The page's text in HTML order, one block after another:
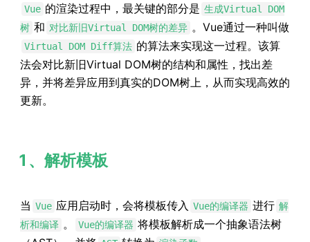
Vue 的渲染过程中，最关键的部分是 生成Virtual DOM
树 和 对比新旧Virtual DOM树的差异 。Vue通过一种叫做
Virtual DOM Diff算法 的算法来实现这一过程。该算
法会对比新旧Virtual DOM树的结构和属性，找出差
异，并将差异应用到真实的DOM树上，从而实现高效的
更新。
1、解析模板
当 Vue 应用启动时，会将模板传入 Vue的编译器 进行 解
析和编译 。 Vue的编译器 将模板解析成一个抽象语法树